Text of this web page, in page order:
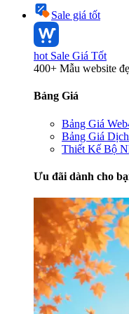
Sale giá tốt
hot Sale Giá Tốt
400+ Mẫu website
Bảng Giá
Bảng Giá
Bảng Giá
Thiết Kế Bộ
Ưu đãi dành cho